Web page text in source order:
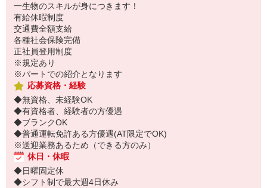
一生物のスキルが身につきます！
有給休暇制度
交通費全額支給
各種社会保険完備
正社員登用制度
※規定あり
※パートでの紹介となります
応募資格・経験
◆無資格、未経験OK
◆有資格者、経験者の方優遇
◆ブランクOK
◆普通運転免許ある方優遇(AT限定でOK)
※送迎業務あるため（できる方のみ）
休日・休暇
◆日曜固定休
◆シフト制で最大週4日休み